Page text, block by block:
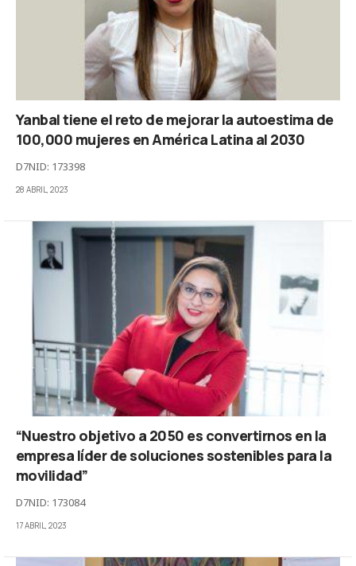
Yanbal tiene el reto de mejorar la autoestima de
100,000 mujeres en América Latina al 2030
D7NID: 173398
28 ABRIL, 2023
“Nuestro objetivo a 2050 es convertirnos en la
empresa líder de soluciones sostenibles para la
movilidad”
D7NID: 173084
17 ABRIL, 2023